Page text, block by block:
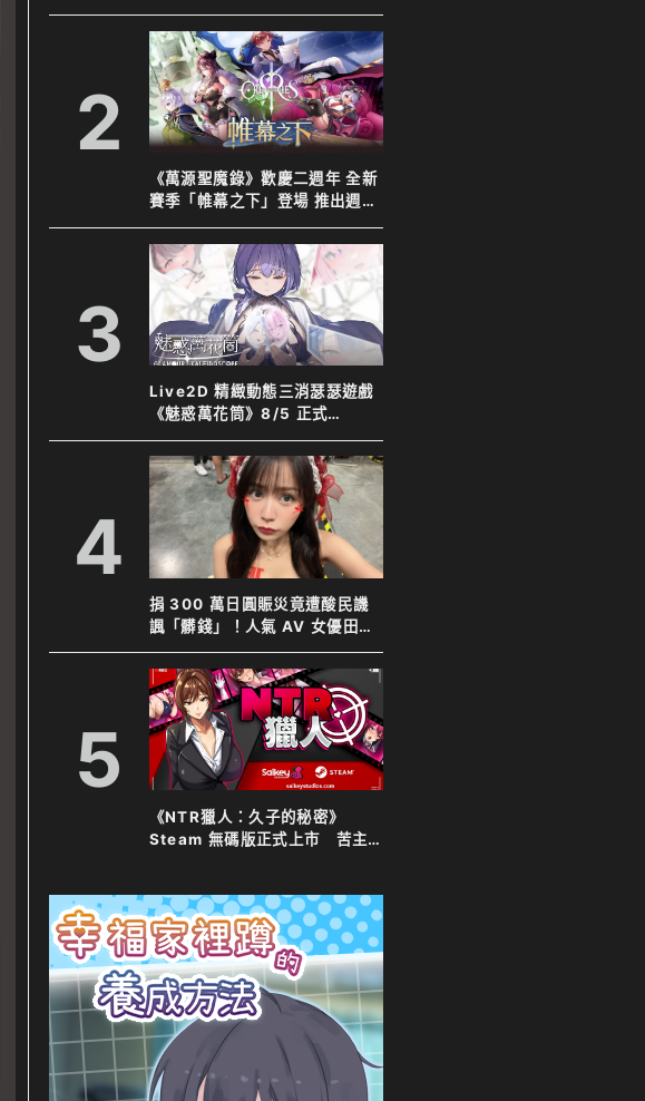
綾子小姐》等新舊作下殺７８
折！
2
《萬源聖魔錄》歡慶二週年 全新
賽季「帷幕之下」登場 推出週年
特別活動以及限定英雄「上官靖
兒」
3
Live2D 精緻動態三消瑟瑟遊戲
《魅惑萬花筒》8/5 正式
Steam 發售！
4
捐 300 萬日圓賑災竟遭酸民譏
諷「髒錢」！人氣 AV 女優田野
憂霸氣反擊表示善意不分貴賤
5
《NTR獵人：久子的秘密》
Steam 無碼版正式上市 苦主